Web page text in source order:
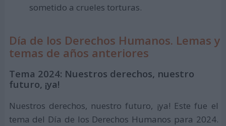
sometido a crueles torturas.
Día de los Derechos Humanos. Lemas y
temas de años anteriores
Tema 2024: Nuestros derechos, nuestro
futuro, ¡ya!
Nuestros derechos, nuestro futuro, ¡ya! Este fue el
tema del Día de los Derechos Humanos para 2024.